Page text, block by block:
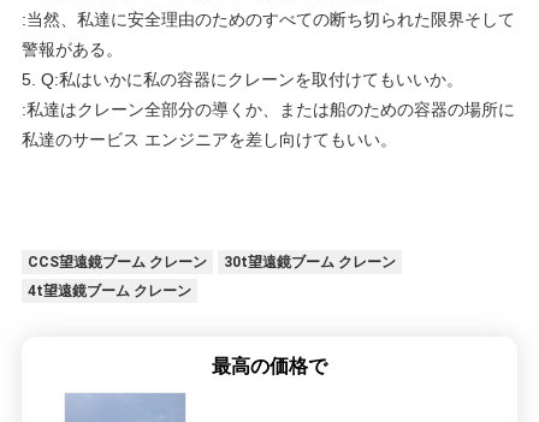
:当然、私達に安全理由のためのすべての断ち切られた限界そして
警報がある。
5. Q:私はいかに私の容器にクレーンを取付けてもいいか。
:私達はクレーン全部分の導くか、または船のための容器の場所に
私達のサービス エンジニアを差し向けてもいい。
CCS望遠鏡ブーム クレーン
30t望遠鏡ブーム クレーン
4t望遠鏡ブーム クレーン
最高の価格で